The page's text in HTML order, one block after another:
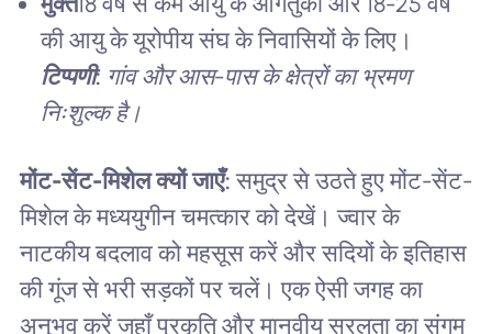
की आयु के यूरोपीय संघ के निवासियों के लिए।
टिप्पणी: गांव और आस-पास के क्षेत्रों का भ्रमण
निःशुल्क है।
मोंट-सेंट-मिशेल क्यों जाएँ: समुद्र से उठते हुए मोंट-सेंट-
मिशेल के मध्ययुगीन चमत्कार को देखें। ज्वार के
नाटकीय बदलाव को महसूस करें और सदियों के इतिहास
की गूंज से भरी सड़कों पर चलें। एक ऐसी जगह का
अनुभव करें जहाँ प्रकृति और मानवीय सरलता का संगम